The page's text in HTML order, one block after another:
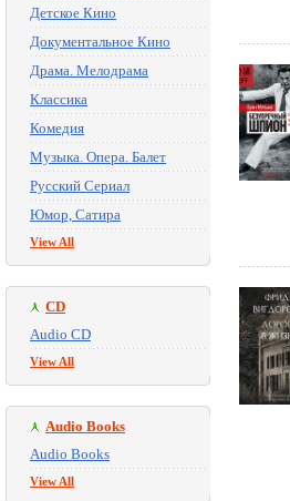
Детское Кино
Документальное Кино
Драма. Мелодрама
Классика
Комедия
Музыка. Опера. Балет
Русский Сериал
Юмор, Сатира
View All
CD
Audio CD
View All
Audio Books
Audio Books
View All